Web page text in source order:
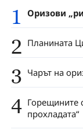
1 Оризови
2 Планината
3 Чарът на
4 Горещините
прохладата“